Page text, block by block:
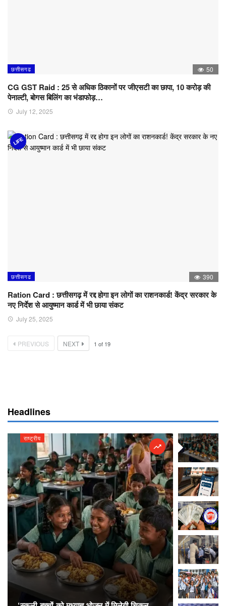
छत्तीसगढ 50
CG GST Raid : 25 से अधिक ठिकानों पर जीएसटी का छापा, 10 करोड़ की
पेनाल्टी, बोगस बिलिंग का भंडाफोड़…
July 12, 2025
LIFE
छत्तीसगढ 390
Ration Card : छत्तीसगढ़ में रद्द होगा इन लोगों का राशनकार्ड! केंद्र सरकार के
नए निर्देश से आयुष्मान कार्ड में भी छाया संकट
July 25, 2025
PREVIOUS NEXT 1 of 19
Headlines
राष्ट्रीय राष्ट्रीय